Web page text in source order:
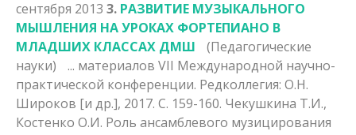
сентября 2013 3. РАЗВИТИЕ МУЗЫКАЛЬНОГО
МЫШЛЕНИЯ НА УРОКАХ ФОРТЕПИАНО В
МЛАДШИХ КЛАССАХ ДМШ
(Педагогические
науки)
... материалов VII Международной научно-
практической конференции. Редколлегия: О.Н.
Широков [и др.], 2017. С. 159-160. Чекушкина Т.И.,
Костенко О.И. Роль ансамблевого музицирования